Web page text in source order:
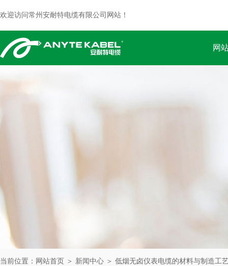
欢迎访问常州安耐特电缆有限公司网站！
网
当前位置： 网站首页 ＞ 新闻中心 ＞ 低烟无卤仪表电缆的材料与制造工